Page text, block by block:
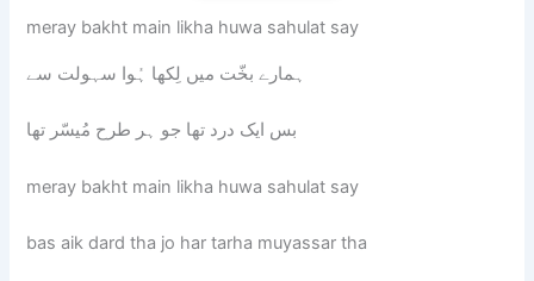
meray bakht main likha huwa sahulat say
ہمارے بخّت میں لِکھا ہُوا سہولت سے
بس ایک درد تھا جو ہر طرح مُیسّر تھا
meray bakht main likha huwa sahulat say
bas aik dard tha jo har tarha muyassar tha